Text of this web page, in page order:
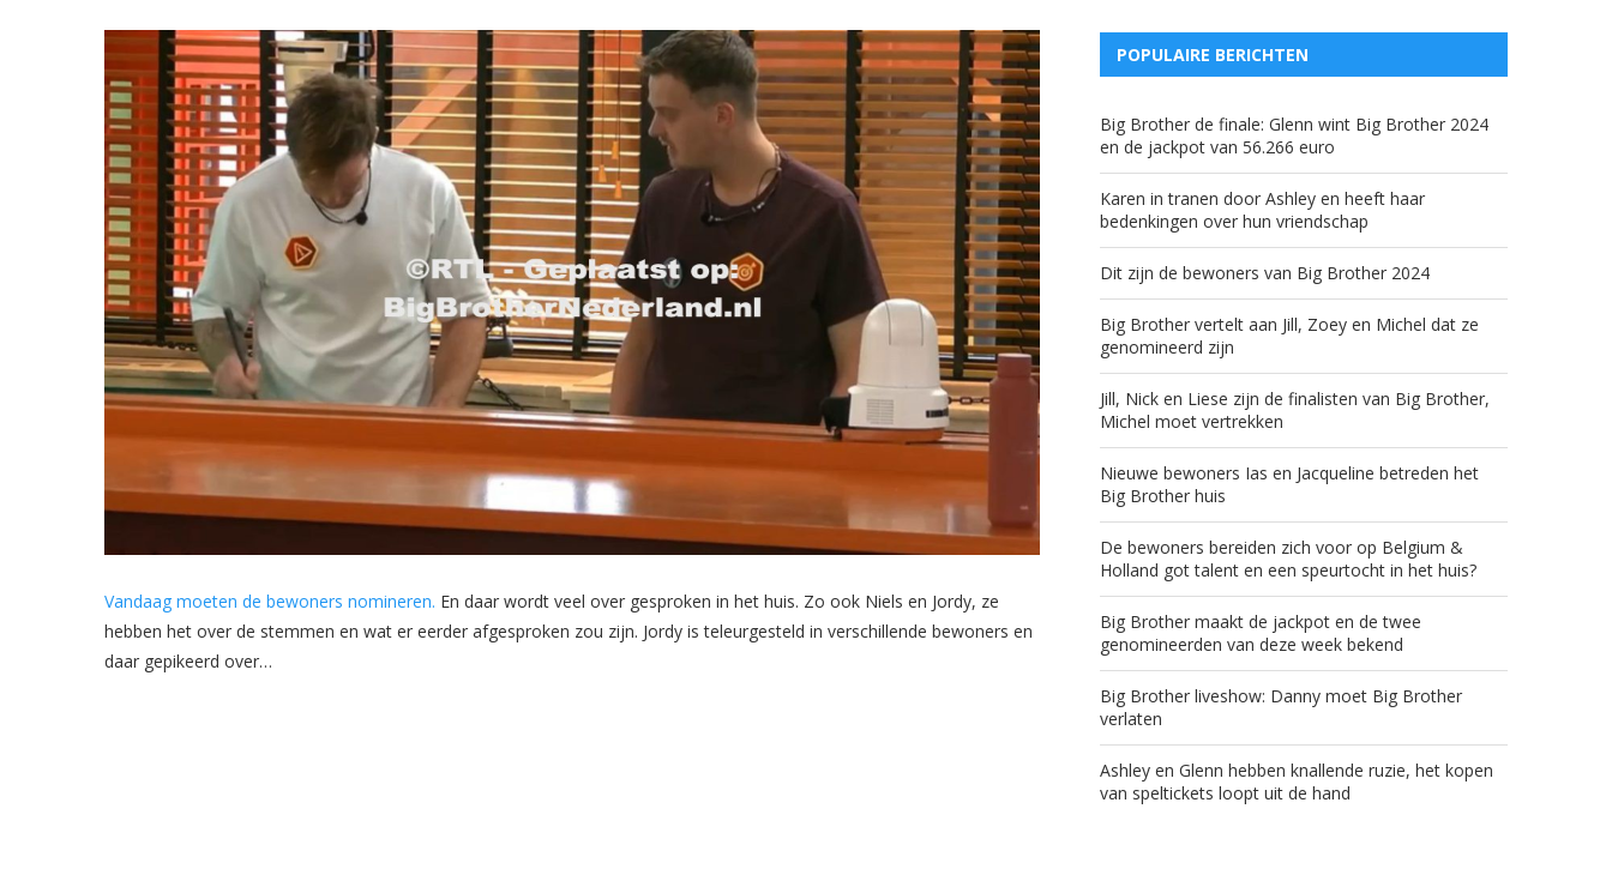
Vandaag moeten de bewoners nomineren. En daar wordt veel over gesproken in het huis. Zo ook Niels en Jordy, ze
hebben het over de stemmen en wat er eerder afgesproken zou zijn. Jordy is teleurgesteld in verschillende bewoners en
daar gepikeerd over…
POPULAIRE BERICHTEN
Big Brother de finale: Glenn wint Big Brother 2024
en de jackpot van 56.266 euro
Karen in tranen door Ashley en heeft haar
bedenkingen over hun vriendschap
Dit zijn de bewoners van Big Brother 2024
Big Brother vertelt aan Jill, Zoey en Michel dat ze
genomineerd zijn
Jill, Nick en Liese zijn de finalisten van Big Brother,
Michel moet vertrekken
Nieuwe bewoners Ias en Jacqueline betreden het
Big Brother huis
De bewoners bereiden zich voor op Belgium &
Holland got talent en een speurtocht in het huis?
Big Brother maakt de jackpot en de twee
genomineerden van deze week bekend
Big Brother liveshow: Danny moet Big Brother
verlaten
Ashley en Glenn hebben knallende ruzie, het kopen
van speltickets loopt uit de hand